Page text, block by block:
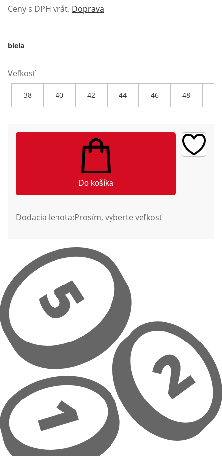
Ceny s DPH vrát. Doprava
biela
Veľkosť
38 40 42 44 46 48
Do košíka
Dodacia lehota:Prosím, vyberte veľkosť